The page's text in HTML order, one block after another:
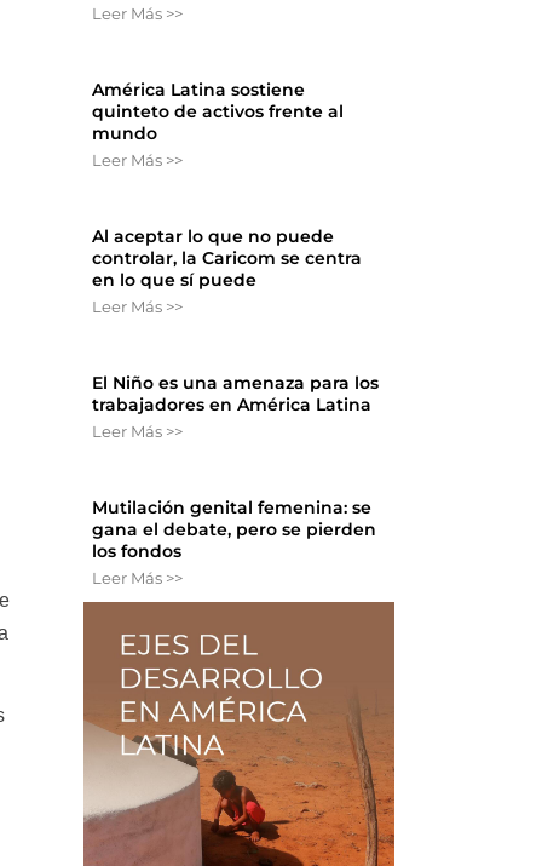
Leer Más >>
América Latina sostiene
quinteto de activos frente al
mundo
Leer Más >>
Al aceptar lo que no puede
controlar, la Caricom se centra
en lo que sí puede
Leer Más >>
El Niño es una amenaza para los
trabajadores en América Latina
Leer Más >>
Mutilación genital femenina: se
gana el debate, pero se pierden
los fondos
Leer Más >>